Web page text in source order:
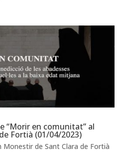
“Morir en comunitat” al
Fortià (01/04/2023)
Monestir de Sant Clara de Fortià